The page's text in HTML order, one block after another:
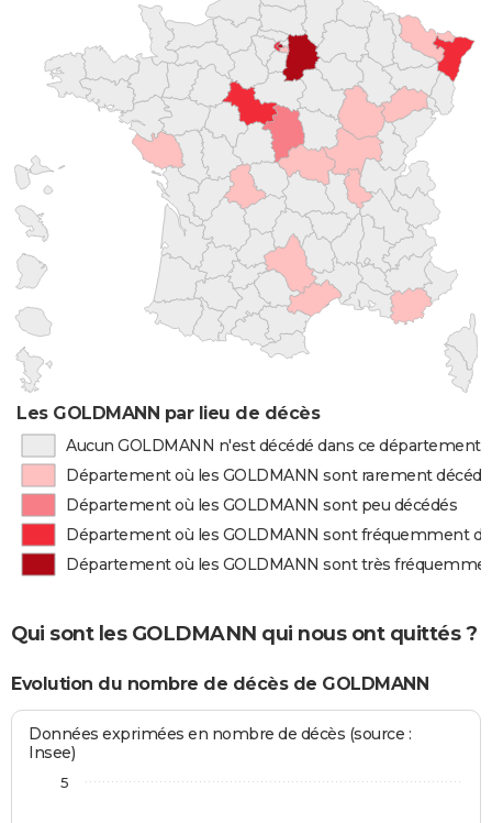
Les GOLDMANN par lieu de décès
Aucun GOLDMANN n'est décédé dans ce département
Département où les GOLDMANN sont rarement
Département où les GOLDMANN sont peu décédés
Département où les GOLDMANN sont fréquemment
Département où les GOLDMANN sont très
Qui sont les GOLDMANN qui nous ont quittés ?
Evolution du nombre de décès de GOLDMANN
Données exprimées en nombre de décès (source :
Insee)
5